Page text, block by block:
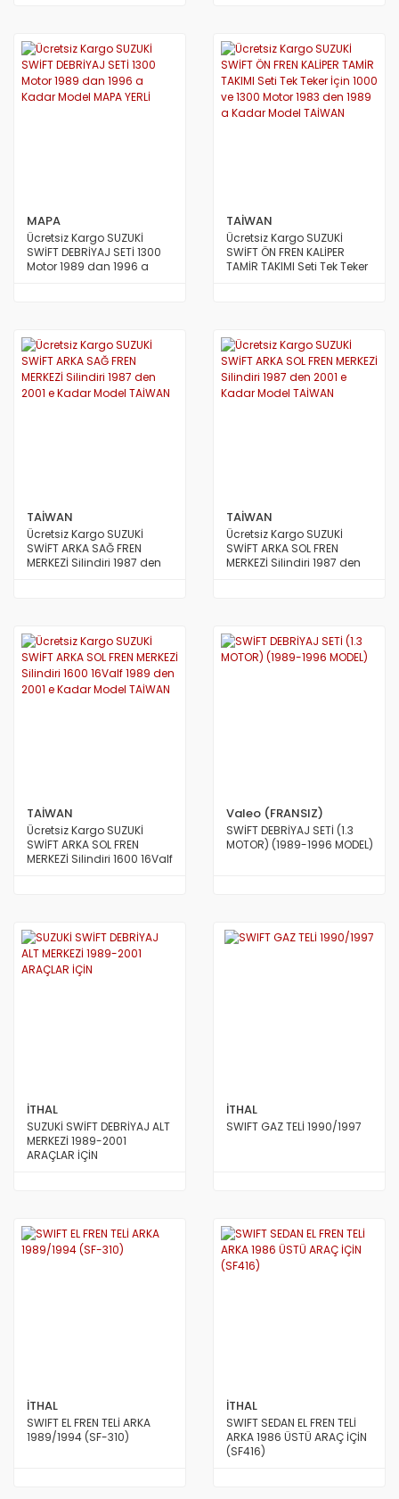
MAPA
Ücretsiz Kargo SUZUKİ
SWİFT DEBRİYAJ SETİ 1300
Motor 1989 dan 1996 a
TAİWAN
Ücretsiz Kargo SUZUKİ
SWİFT ÖN FREN KALİPER
TAMİR TAKIMI Seti Tek Teker
TAİWAN
Ücretsiz Kargo SUZUKİ
SWİFT ARKA SAĞ FREN
MERKEZİ Silindiri 1987 den
TAİWAN
Ücretsiz Kargo SUZUKİ
SWİFT ARKA SOL FREN
MERKEZİ Silindiri 1987 den
TAİWAN
Ücretsiz Kargo SUZUKİ
SWİFT ARKA SOL FREN
MERKEZİ Silindiri 1600 16Valf
Valeo (FRANSIZ)
SWİFT DEBRİYAJ SETİ (1.3
MOTOR) (1989-1996 MODEL)
İTHAL
SUZUKİ SWİFT DEBRİYAJ ALT
MERKEZİ 1989-2001
ARAÇLAR İÇİN
İTHAL
SWIFT GAZ TELİ 1990/1997
İTHAL
SWIFT EL FREN TELİ ARKA
1989/1994 (SF-310)
İTHAL
SWIFT SEDAN EL FREN TELİ
ARKA 1986 ÜSTÜ ARAÇ İÇİN
(SF416)